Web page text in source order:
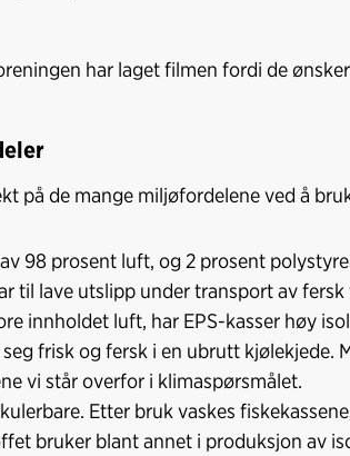
har laget filmen fordi de
på de mange miljøfordelene ved å
98 prosent luft, og 2 prosent
til lave utslipp under transport av fersk
innholdet luft, har EPS-kasser høy
frisk og fersk i en ubrutt kjølekjede.
vi står overfor i klimaspørsmålet.
Etter bruk vaskes
bruker blant annet i produksjon av